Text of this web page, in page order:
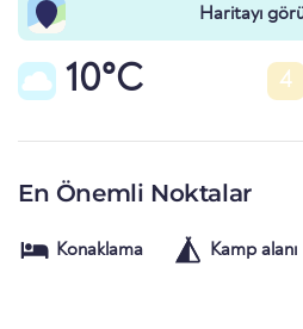
Haritayı
10°C 4
En Önemli Noktalar
Konaklama Kamp alanı